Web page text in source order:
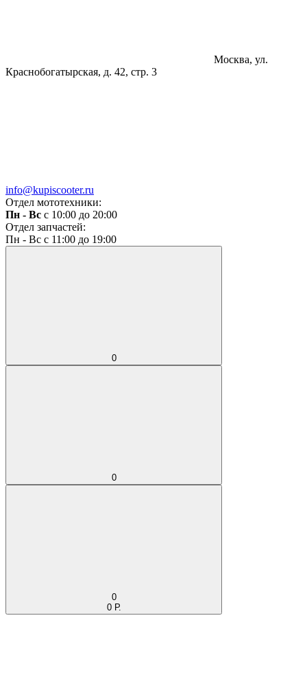
Москва, ул.
Краснобогатырская, д. 42, стр. 3
info@kupiscooter.ru
Отдел мототехники:
Пн - Вс с 10:00 до 20:00
Отдел запчастей:
Пн - Вс с 11:00 до 19:00
0
0
0
0 Р.